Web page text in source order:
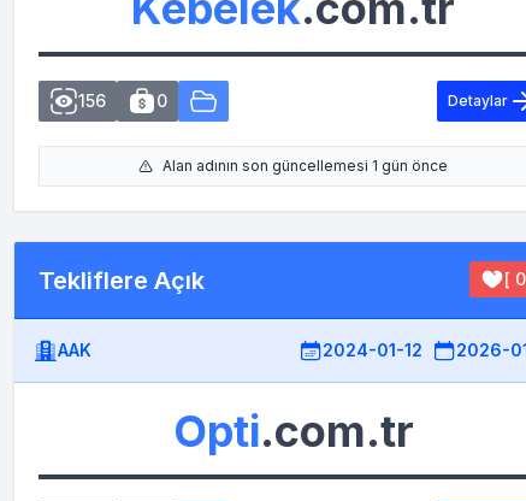
156 0 Detaylar
Alan adının son güncellemesi 1 gün önce
Tekliflere Açık [
AAK 2024-01-12 2026-
Opti.com.tr